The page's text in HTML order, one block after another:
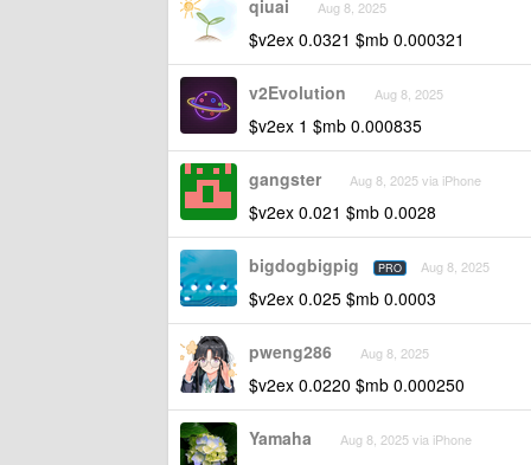
qiuai Aug 8, 2025
$v2ex 0.0321 $mb 0.000321
v2Evolution Aug 8, 2025
$v2ex 1 $mb 0.000835
gangster Aug 8, 2025 via iPhone
$v2ex 0.021 $mb 0.0028
bigdogbigpig PRO Aug 8, 2025
$v2ex 0.025 $mb 0.0003
pweng286 Aug 8, 2025
$v2ex 0.0220 $mb 0.000250
Yamaha Aug 8, 2025 via iPhone